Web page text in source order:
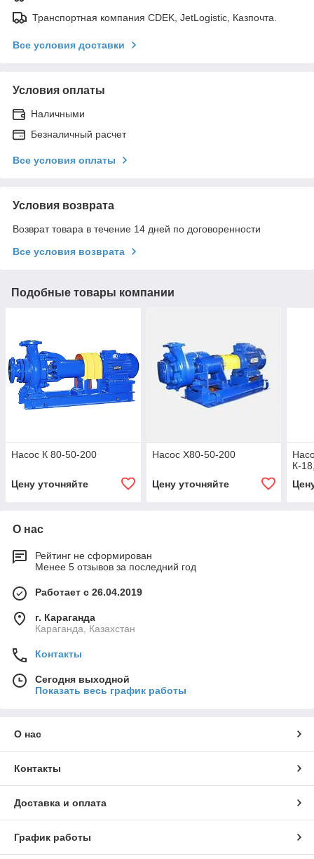
Транспортная компания CDEK, JetLogistic, Казпочта.
Все условия доставки
Условия оплаты
Наличными
Безналичный расчет
Все условия оплаты
Условия возврата
Возврат товара в течение 14 дней по договоренности
Все условия возврата
Подобные товары компании
Насос К 80-50-200
Цену уточняйте
Насос Х80-50-200
Цену уточняйте
К-
О нас
Рейтинг не сформирован
Менее 5 отзывов за последний год
Работает с 26.04.2019
г. Караганда
Караганда, Казахстан
Контакты
Сегодня выходной
Показать весь график работы
О нас
Контакты
Доставка и оплата
График работы